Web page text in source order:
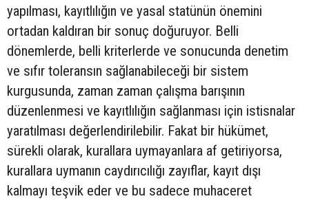
yapılması, kayıtlılığın ve yasal statünün önemini
ortadan kaldıran bir sonuç doğuruyor. Belli
dönemlerde, belli kriterlerde ve sonucunda denetim
ve sıfır toleransın sağlanabileceği bir sistem
kurgusunda, zaman zaman çalışma barışının
düzenlenmesi ve kayıtlılığın sağlanması için istisnalar
yaratılması değerlendirilebilir. Fakat bir hükümet,
sürekli olarak, kurallara uymayanlara af getiriyorsa,
kurallara uymanın caydırıcılığı zayıflar, kayıt dışı
kalmayı teşvik eder ve bu sadece muhaceret